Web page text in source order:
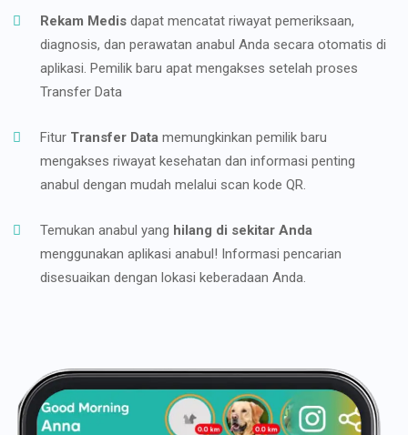
Rekam Medis dapat mencatat riwayat pemeriksaan,
diagnosis, dan perawatan anabul Anda secara otomatis di
aplikasi. Pemilik baru apat mengakses setelah proses
Transfer Data
Fitur Transfer Data memungkinkan pemilik baru
mengakses riwayat kesehatan dan informasi penting
anabul dengan mudah melalui scan kode QR.
Temukan anabul yang hilang di sekitar Anda
menggunakan aplikasi anabul! Informasi pencarian
disesuaikan dengan lokasi keberadaan Anda.